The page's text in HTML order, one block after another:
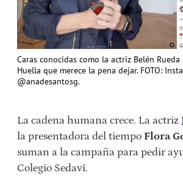
Caras conocidas como la actriz Belén Rueda
Huella que merece la pena dejar. FOTO:
@anadesantosg.
La cadena humana crece. La actriz
la presentadora del tiempo Flora
suman a la campaña para pedir
Colegio Sedaví.